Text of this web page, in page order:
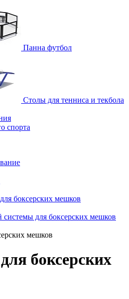
Панна футбол
Cтолы для тенниса и текбола
спорта
боксерских мешков
для боксерских мешков
мешков
боксерских